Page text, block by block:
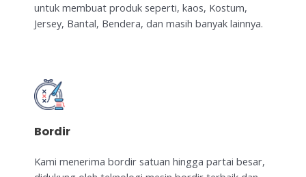
untuk membuat produk seperti, kaos, Kostum,
Jersey, Bantal, Bendera, dan masih banyak lainnya.
Bordir
Kami menerima bordir satuan hingga partai besar,